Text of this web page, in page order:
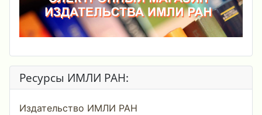
Ресурсы ИМЛИ РАН:
Издательство ИМЛИ РАН